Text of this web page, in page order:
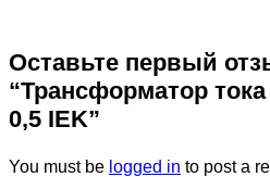
Оставьте первый
“Трансформатор
0,5 IEK”
You must be logged in to post a